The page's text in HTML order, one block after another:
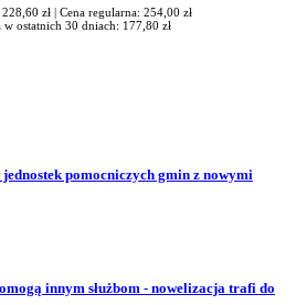
zł | Cena regularna: 254,00 zł
w ostatnich 30 dniach: 177,80 zł
pomocniczych gmin z nowymi
innym służbom - nowelizacja trafi do